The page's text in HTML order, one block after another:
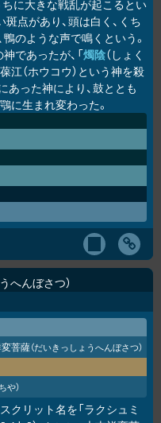
に大きな戦乱が起こるとい
点があり、頭は白く、くち
のような声で鳴くという。
神であったが、「燭陰（しょく
葆江（ホウコウ）という神を殺
あった神により、鼓ととも
に生まれ変わった。
へんぼさつ
菩薩（だいきっしょうへんぼさつ）
や）
クリット名を「ラクシュミ